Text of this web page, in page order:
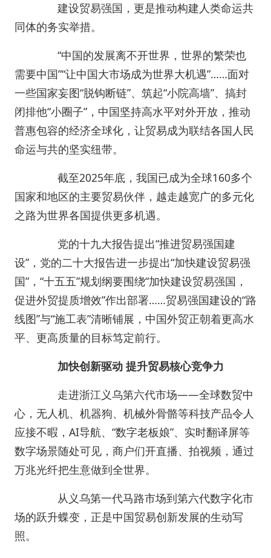
建设贸易强国，更是推动构建人类命运共
同体的务实举措。
“中国的发展离不开世界，世界的繁荣也
需要中国”“让中国大市场成为世界大机遇”……面对
一些国家妄图“脱钩断链”、筑起“小院高墙”、搞封
闭排他“小圈子”，中国坚持高水平对外开放，推动
普惠包容的经济全球化，让贸易成为联结各国人民
命运与共的坚实纽带。
截至2025年底，我国已成为全球160多个
国家和地区的主要贸易伙伴，越走越宽广的多元化
之路为世界各国提供更多机遇。
党的十九大报告提出“推进贸易强国建
设”，党的二十大报告进一步提出“加快建设贸易强
国”，“十五五”规划纲要围绕“加快建设贸易强国，
促进外贸提质增效”作出部署……贸易强国建设的“路
线图”与“施工表”清晰铺展，中国外贸正朝着更高水
平、更高质量的目标笃定前行。
加快创新驱动 提升贸易核心竞争力
走进浙江义乌第六代市场——全球数贸中
心，无人机、机器狗、机械外骨骼等科技产品令人
应接不暇，AI导航、“数字老板娘”、实时翻译屏等
数字场景随处可见，商户们开直播、拍视频，通过
万兆光纤把生意做到全世界。
从义乌第一代马路市场到第六代数字化市
场的跃升蝶变，正是中国贸易创新发展的生动写
照。